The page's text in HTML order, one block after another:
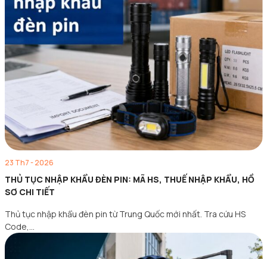
23 Th7 - 2026
THỦ TỤC NHẬP KHẨU ĐÈN PIN: MÃ HS, THUẾ NHẬP KHẨU, HỒ
SƠ CHI TIẾT
Thủ tục nhập khẩu đèn pin từ Trung Quốc mới nhất. Tra cứu HS
Code,…